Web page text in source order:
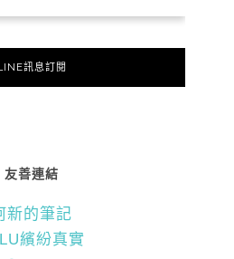
訊息訂閱
友善連結
新的筆記
繽紛真實